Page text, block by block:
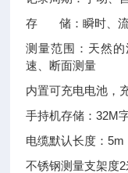
存 储：瞬时、流
测量范围：天然
速、断面测量
内置可充电电池，
手持机存储：32M
电缆默认长度：5m
不锈钢测量支架度2